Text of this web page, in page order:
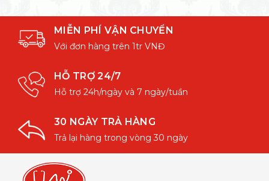
MIỄN PHÍ VẬN CHUYỂN
Với đơn hàng trên 1tr VNĐ
HỖ TRỢ 24/7
Hỗ trợ 24h/ngày và 7 ngày/tuần
30 NGÀY TRẢ HÀNG
Trả lại hàng trong vòng 30 ngày